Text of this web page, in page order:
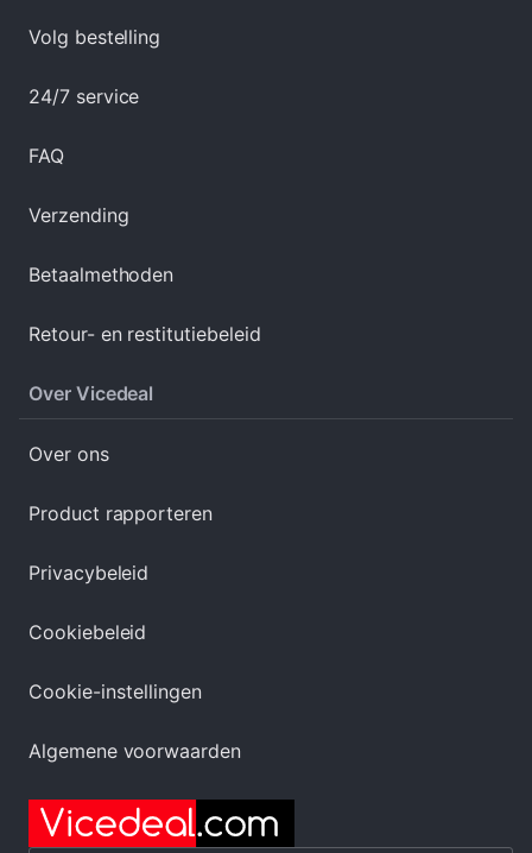
Volg bestelling
24/7 service
FAQ
Verzending
Betaalmethoden
Retour- en restitutiebeleid
Over Vicedeal
Over ons
Product rapporteren
Privacybeleid
Cookiebeleid
Cookie-instellingen
Algemene voorwaarden